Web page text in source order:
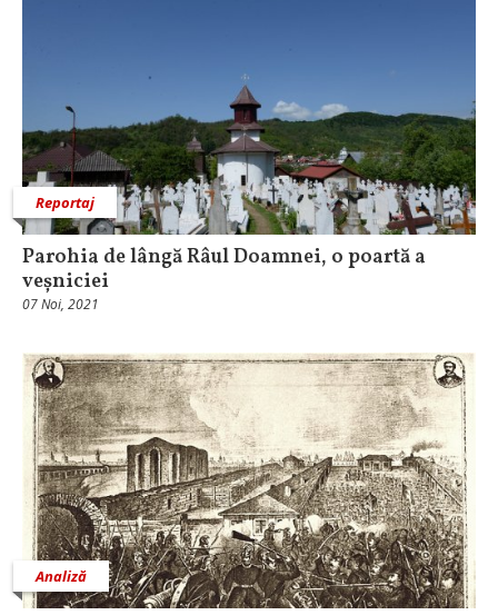
Reportaj
Parohia de lângă Râul Doamnei, o poartă a
veșniciei
07 Noi, 2021
Analiză